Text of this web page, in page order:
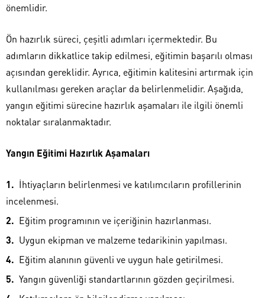
önemlidir.
Ön hazırlık süreci, çeşitli adımları içermektedir. Bu
adımların dikkatlice takip edilmesi, eğitimin başarılı olması
açısından gereklidir. Ayrıca, eğitimin kalitesini artırmak için
kullanılması gereken araçlar da belirlenmelidir. Aşağıda,
yangın eğitimi sürecine hazırlık aşamaları ile ilgili önemli
noktalar sıralanmaktadır.
Yangın Eğitimi Hazırlık Aşamaları
İhtiyaçların belirlenmesi ve katılımcıların profillerinin
incelenmesi.
Eğitim programının ve içeriğinin hazırlanması.
Uygun ekipman ve malzeme tedarikinin yapılması.
Eğitim alanının güvenli ve uygun hale getirilmesi.
Yangın güvenliği standartlarının gözden geçirilmesi.